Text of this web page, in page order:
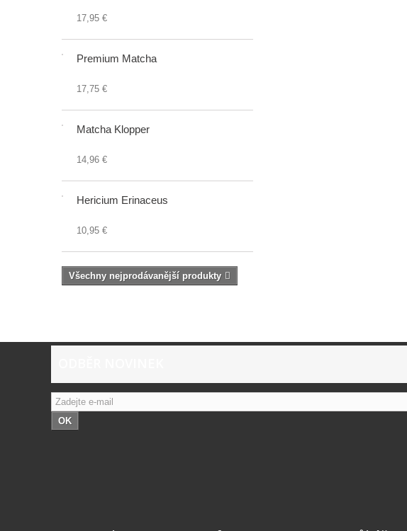
17,95 €
Premium Matcha
17,75 €
Matcha Klopper
14,96 €
Hericium Erinaceus
10,95 €
Všechny nejprodávanější produkty
OK